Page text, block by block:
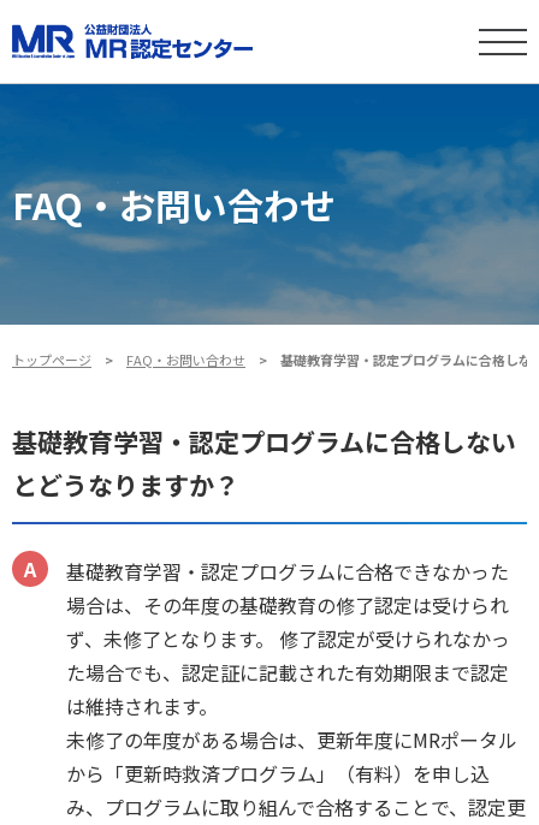
FAQ・お問い合わせ
トップページ FAQ・お問い合わせ 基礎教育学習・認定プログラムに合格しな
基礎教育学習・認定プログラムに合格しない
とどうなりますか？
基礎教育学習・認定プログラムに合格できなかった
場合は、その年度の基礎教育の修了認定は受けられ
ず、未修了となります。 修了認定が受けられなかっ
た場合でも、認定証に記載された有効期限まで認定
は維持されます。
未修了の年度がある場合は、更新年度にMRポータル
から「更新時救済プログラム」（有料）を申し込
み、プログラムに取り組んで合格することで、認定更